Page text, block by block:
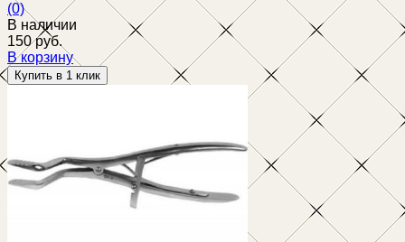
избранное сравнить
(0)
В наличии
150 руб.
В корзину